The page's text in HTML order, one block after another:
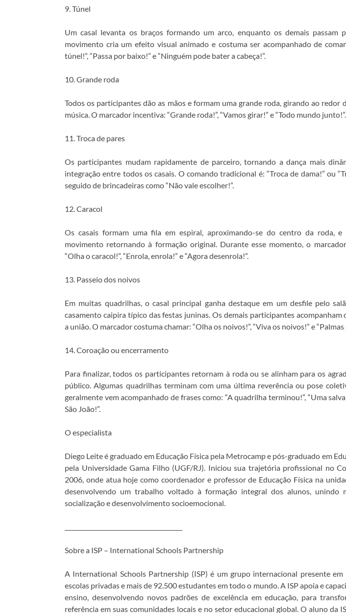
9. Túnel
Um casal levanta os braços formando um arco, enquanto os demais passam
movimento cria um efeito visual animado e costuma ser acompanhado de
túnel!”, “Passa por baixo!” e “Ninguém pode bater a cabeça!”.
10. Grande roda
Todos os participantes dão as mãos e formam uma grande roda, girando ao redor
música. O marcador incentiva: “Grande roda!”, “Vamos girar!” e “Todo mundo junto!”.
11. Troca de pares
Os participantes mudam rapidamente de parceiro, tornando a dança mais
integração entre todos os casais. O comando tradicional é: “Troca de dama!” ou
seguido de brincadeiras como “Não vale escolher!”.
12. Caracol
Os casais formam uma fila em espiral, aproximando-se do centro da roda, e
movimento retornando à formação original. Durante esse momento, o
“Olha o caracol!”, “Enrola, enrola!” e “Agora desenrola!”.
13. Passeio dos noivos
Em muitas quadrilhas, o casal principal ganha destaque em um desfile pelo
casamento caipira típico das festas juninas. Os demais participantes
a união. O marcador costuma chamar: “Olha os noivos!”, “Viva os noivos!” e “Palmas
14. Coroação ou encerramento
Para finalizar, todos os participantes retornam à roda ou se alinham para os
público. Algumas quadrilhas terminam com uma última reverência ou pose
geralmente vem acompanhado de frases como: “A quadrilha terminou!”, “Uma
São João!”.
O especialista
Diego Leite é graduado em Educação Física pela Metrocamp e pós-graduado em
pela Universidade Gama Filho (UGF/RJ). Iniciou sua trajetória profissional no
2006, onde atua hoje como coordenador e professor de Educação Física na
desenvolvendo um trabalho voltado à formação integral dos alunos, unindo
socialização e desenvolvimento socioemocional.
Sobre a ISP – International Schools Partnership
A International Schools Partnership (ISP) é um grupo internacional presente em
escolas privadas e mais de 92.500 estudantes em todo o mundo. A ISP apoia e
ensino, desenvolvendo novos padrões de excelência em educação, para
referência em suas comunidades locais e no setor educacional global. O aluno da